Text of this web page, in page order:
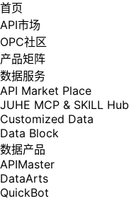
首页
API市场
OPC社区
产品矩阵
数据服务
API Market Place
JUHE MCP & SKILL Hub
Customized Data
Data Block
数据产品
APIMaster
DataArts
QuickBot